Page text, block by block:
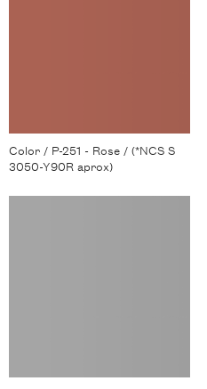
Color / P-251 - Rose / (*NCS S
3050-Y90R aprox)